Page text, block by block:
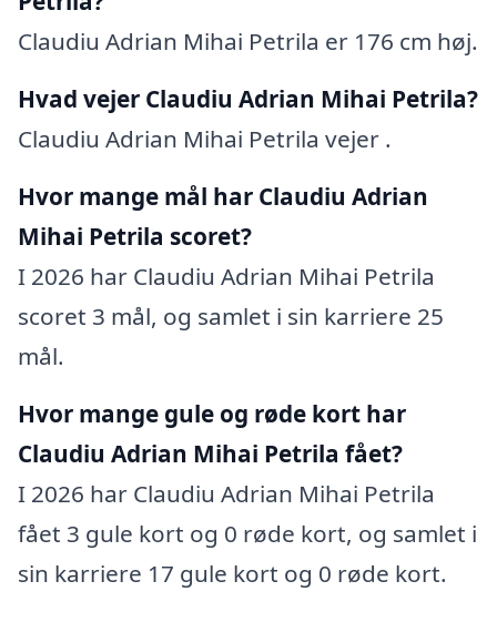
Claudiu Adrian Mihai Petrila er 176 cm høj.
Hvad vejer Claudiu Adrian Mihai Petrila?
Claudiu Adrian Mihai Petrila vejer .
Hvor mange mål har Claudiu Adrian
Mihai Petrila scoret?
I 2026 har Claudiu Adrian Mihai Petrila
scoret 3 mål, og samlet i sin karriere 25
mål.
Hvor mange gule og røde kort har
Claudiu Adrian Mihai Petrila fået?
I 2026 har Claudiu Adrian Mihai Petrila
fået 3 gule kort og 0 røde kort, og samlet i
sin karriere 17 gule kort og 0 røde kort.